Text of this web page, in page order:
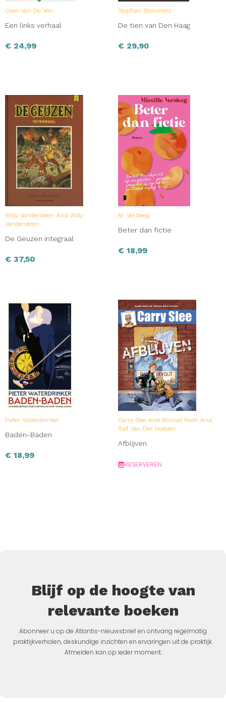
Coen Van De Ven
Een links verhaal
€ 24,99
Stephan Steinmetz
De tien van Den Haag
€ 29,90
Willy Vandersteen And Willy
Vandersteen
De Geuzen integraal
€ 37,50
M. Versteeg
Beter dan fictie
€ 18,99
Pieter Waterdrinker
Baden-Baden
€ 18,99
Carry Slee And Ahmad Resh And
Ralf Van Der Hoeven
Afblijven
RESERVEREN
Blijf op de hoogte van
relevante boeken
Abonneer u op de Atlantis-nieuwsbrief en ontvang regelmatig
praktijkverhalen, deskundige inzichten en ervaringen uit de praktijk.
Afmelden kan op ieder moment.